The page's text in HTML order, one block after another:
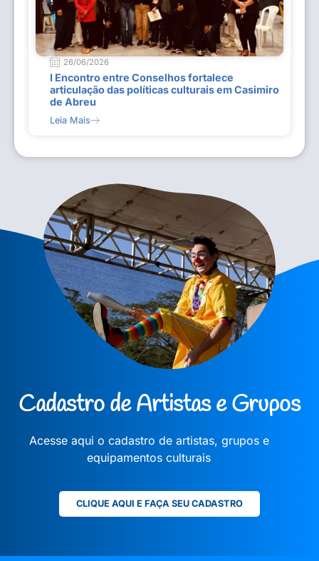
26/06/2026
I Encontro entre Conselhos fortalece
articulação das políticas culturais em Casimiro
de Abreu
Leia Mais
Cadastro de Artistas e Grupos
Acesse aqui o cadastro de artistas, grupos e
equipamentos culturais
CLIQUE AQUI E FAÇA SEU CADASTRO